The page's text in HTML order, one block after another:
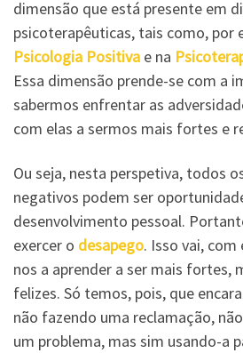
dimensão que está presente em
psicoterapêuticas, tais como, por
Psicologia Positiva e na
Essa dimensão prende-se com a
sabermos enfrentar as
com elas a sermos mais fortes e
Ou seja, nesta perspetiva, todos
negativos podem ser
desenvolvimento pessoal.
exercer o desapego. Isso vai,
nos a aprender a ser mais fortes,
felizes. Só temos, pois, que
não fazendo uma reclamação,
um problema, mas sim usando-a